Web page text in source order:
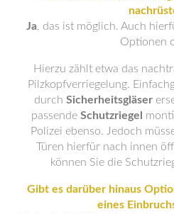
Ja, das ist möglich. Auch
Optionen
Hierzu zählt etwa das
Pilzkopfverriegelung.
durch Sicherheitsgläser
passende Schutzriegel
Polizei ebenso. Jedoch
Türen hierfür nach innen
können Sie die
Gibt es darüber hinaus
eines